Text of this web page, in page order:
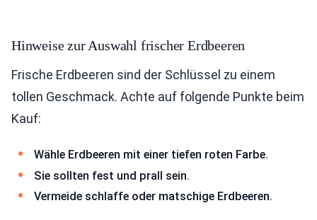
Hinweise zur Auswahl frischer Erdbeeren
Frische Erdbeeren sind der Schlüssel zu einem
tollen Geschmack. Achte auf folgende Punkte beim
Kauf:
Wähle Erdbeeren mit einer tiefen roten Farbe.
Sie sollten fest und prall sein.
Vermeide schlaffe oder matschige Erdbeeren.